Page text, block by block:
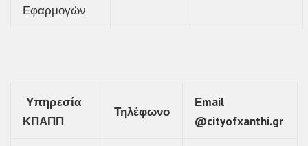
Εφαρμογών
Υπηρεσία
ΚΠΑΠΠ
Τηλέφωνο
Εmail
@cityofxanthi.gr